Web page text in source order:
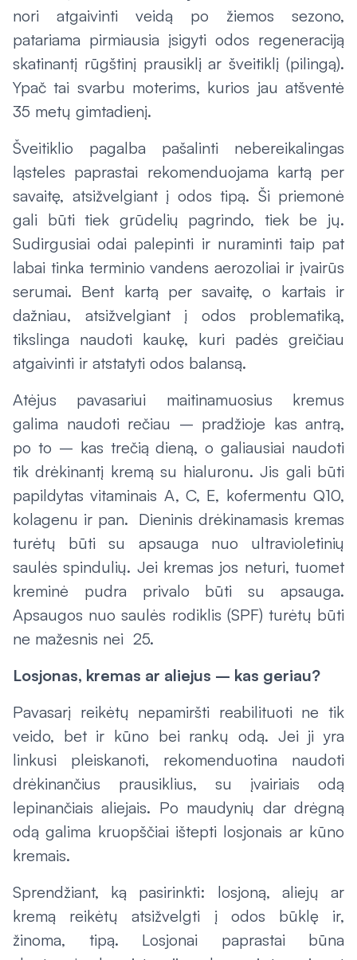
nori atgaivinti veidą po žiemos sezono,
patariama pirmiausia įsigyti odos regeneraciją
skatinantį rūgštinį prausiklį ar šveitiklį (pilingą).
Ypač tai svarbu moterims, kurios jau atšventė
35 metų gimtadienį.
Šveitiklio pagalba pašalinti nebereikalingas
ląsteles paprastai rekomenduojama kartą per
savaitę, atsižvelgiant į odos tipą. Ši priemonė
gali būti tiek grūdelių pagrindo, tiek be jų.
Sudirgusiai odai palepinti ir nuraminti taip pat
labai tinka terminio vandens aerozoliai ir įvairūs
serumai. Bent kartą per savaitę, o kartais ir
dažniau, atsižvelgiant į odos problematiką,
tikslinga naudoti kaukę, kuri padės greičiau
atgaivinti ir atstatyti odos balansą.
Atėjus pavasariui maitinamuosius kremus
galima naudoti rečiau – pradžioje kas antrą,
po to – kas trečią dieną, o galiausiai naudoti
tik drėkinantį kremą su hialuronu. Jis gali būti
papildytas vitaminais A, C, E, kofermentu Q10,
kolagenu ir pan. Dieninis drėkinamasis kremas
turėtų būti su apsauga nuo ultravioletinių
saulės spindulių. Jei kremas jos neturi, tuomet
kreminė pudra privalo būti su apsauga.
Apsaugos nuo saulės rodiklis (SPF) turėtų būti
ne mažesnis nei 25.
Losjonas, kremas ar aliejus – kas geriau?
Pavasarį reikėtų nepamiršti reabilituoti ne tik
veido, bet ir kūno bei rankų odą. Jei ji yra
linkusi pleiskanoti, rekomenduotina naudoti
drėkinančius prausiklius, su įvairiais odą
lepinančiais aliejais. Po maudynių dar drėgną
odą galima kruopščiai ištepti losjonais ar kūno
kremais.
Sprendžiant, ką pasirinkti: losjoną, aliejų ar
kremą reikėtų atsižvelgti į odos būklę ir,
žinoma, tipą. Losjonai paprastai būna